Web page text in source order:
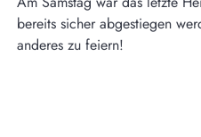
bereits sicher abgestiegen
anderes zu feiern!